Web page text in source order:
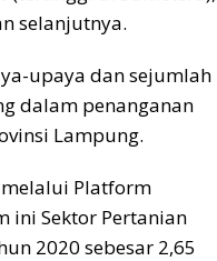
selanjutnya.
upaya dan sejumlah
dalam penanganan
Lampung.
Platform
ini Sektor Pertanian
2020 sebesar 2,65